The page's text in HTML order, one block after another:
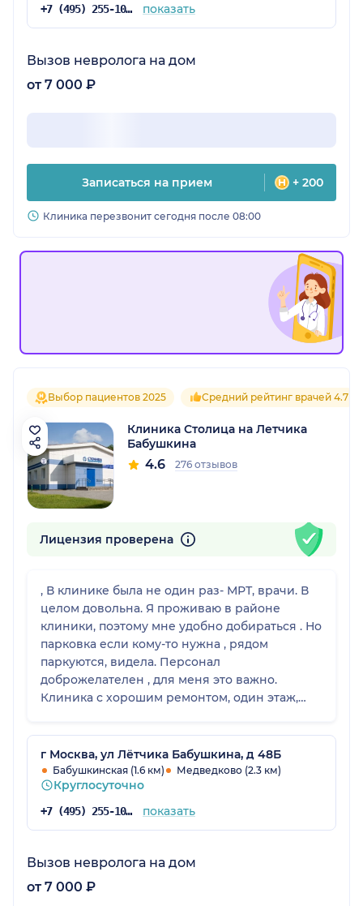
+7 (495) 255-10-78 показать
Вызов невролога на дом
от 7 000 ₽
Записаться на прием + 200
Клиника перезвонит сегодня после 08:00
Выбор пациентов 2025 Средний рейтинг врачей 4.7
Клиника Столица на Летчика
Бабушкина
4.6 276 отзывов
Лицензия проверена
, В клинике была не один раз- МРТ, врачи. В
целом довольна. Я проживаю в районе
клиники, поэтому мне удобно добираться . Но
парковка если кому-то нужна , рядом
паркуются, видела. Персонал
доброжелателен , для меня это важно.
Клиника с хорошим ремонтом, один этаж,
На МРТ есть скидки ( ночной прием). С
результатами клиника не тянет.
г Москва, ул Лётчика Бабушкина, д 48Б
Бабушкинская (1.6 км) Медведково (2.3 км)
Круглосуточно
+7 (495) 255-10-78 показать
Вызов невролога на дом
от 7 000 ₽